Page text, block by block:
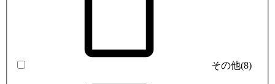
その他(8)